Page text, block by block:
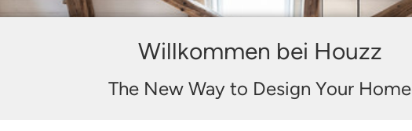
Willkommen bei Houzz
The New Way to Design Your Home